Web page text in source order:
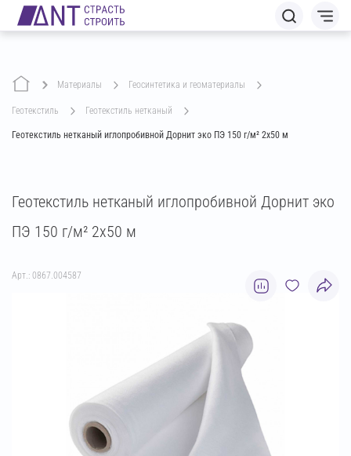
Материалы геосинтетика и геоматериалы
геотекстиль геотекстиль нетканый
Геотекстиль нетканый иглопробивной Дорнит эко ПЭ 150 г/м² 2х50 м
Геотекстиль нетканый иглопробивной Дорнит эко
ПЭ 150 г/м² 2х50 м
Арт.: 0867.004587